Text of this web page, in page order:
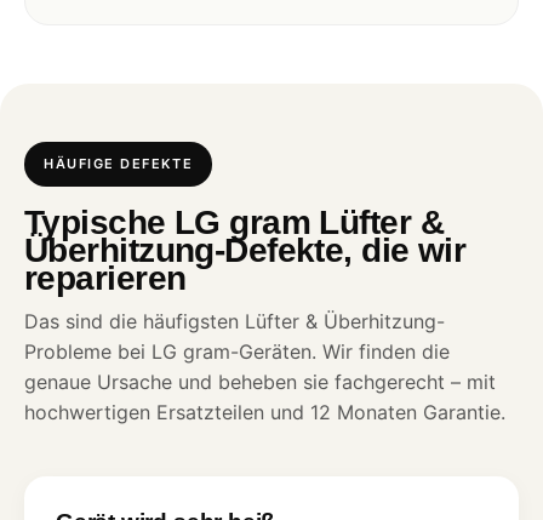
HÄUFIGE DEFEKTE
Typische LG gram Lüfter &
Überhitzung-Defekte, die wir
reparieren
Das sind die häufigsten Lüfter & Überhitzung-
Probleme bei LG gram-Geräten. Wir finden die
genaue Ursache und beheben sie fachgerecht – mit
hochwertigen Ersatzteilen und 12 Monaten Garantie.